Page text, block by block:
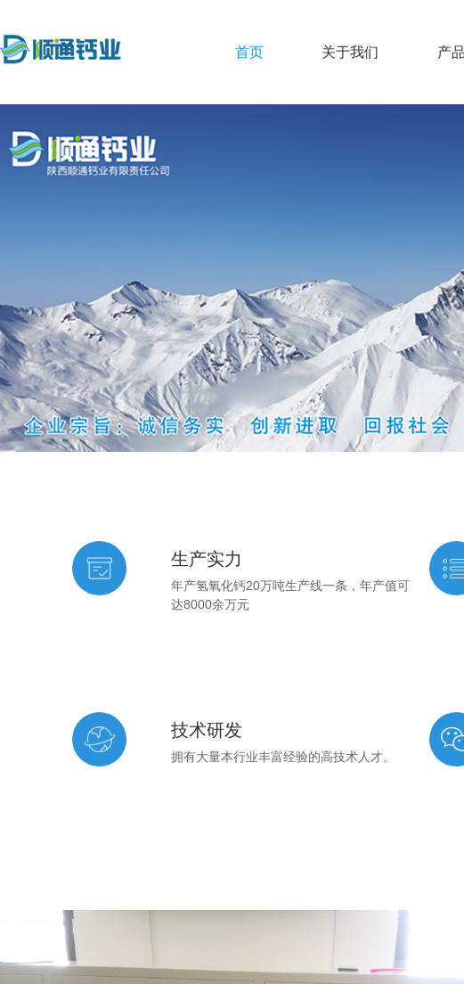
首页 关于我们 产
生产实力
年产氢氧化钙20万吨生产线一条，年产值可
达8000余万元
技术研发
拥有大量本行业丰富经验的高技术人才。